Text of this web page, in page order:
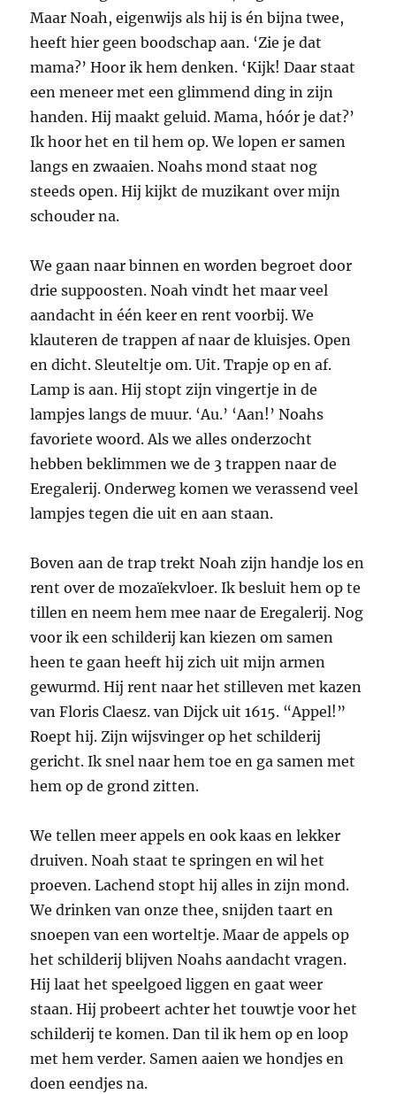
Maar Noah, eigenwijs als hij is én bijna twee,
heeft hier geen boodschap aan. ‘Zie je dat
mama?’ Hoor ik hem denken. ‘Kijk! Daar staat
een meneer met een glimmend ding in zijn
handen. Hij maakt geluid. Mama, hóór je dat?’
Ik hoor het en til hem op. We lopen er samen
langs en zwaaien. Noahs mond staat nog
steeds open. Hij kijkt de muzikant over mijn
schouder na.
We gaan naar binnen en worden begroet door
drie suppoosten. Noah vindt het maar veel
aandacht in één keer en rent voorbij. We
klauteren de trappen af naar de kluisjes. Open
en dicht. Sleuteltje om. Uit. Trapje op en af.
Lamp is aan. Hij stopt zijn vingertje in de
lampjes langs de muur. ‘Au.’ ‘Aan!’ Noahs
favoriete woord. Als we alles onderzocht
hebben beklimmen we de 3 trappen naar de
Eregalerij. Onderweg komen we verassend veel
lampjes tegen die uit en aan staan.
Boven aan de trap trekt Noah zijn handje los en
rent over de mozaïekvloer. Ik besluit hem op te
tillen en neem hem mee naar de Eregalerij. Nog
voor ik een schilderij kan kiezen om samen
heen te gaan heeft hij zich uit mijn armen
gewurmd. Hij rent naar het stilleven met kazen
van Floris Claesz. van Dijck uit 1615. “Appel!”
Roept hij. Zijn wijsvinger op het schilderij
gericht. Ik snel naar hem toe en ga samen met
hem op de grond zitten.
We tellen meer appels en ook kaas en lekker
druiven. Noah staat te springen en wil het
proeven. Lachend stopt hij alles in zijn mond.
We drinken van onze thee, snijden taart en
snoepen van een worteltje. Maar de appels op
het schilderij blijven Noahs aandacht vragen.
Hij laat het speelgoed liggen en gaat weer
staan. Hij probeert achter het touwtje voor het
schilderij te komen. Dan til ik hem op en loop
met hem verder. Samen aaien we hondjes en
doen eendjes na.